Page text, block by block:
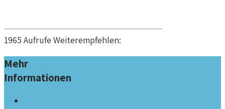
1965 Aufrufe Weiterempfehlen:
Mehr
Informationen